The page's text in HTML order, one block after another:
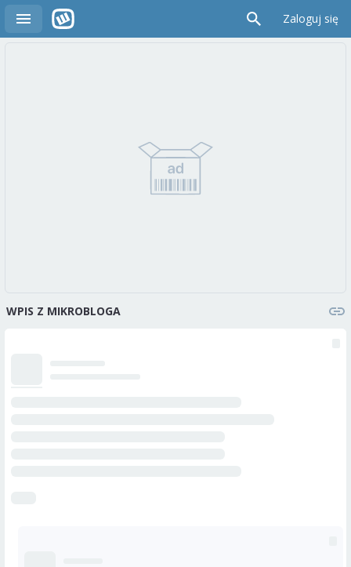
Zaloguj się
WPIS Z MIKROBLOGA